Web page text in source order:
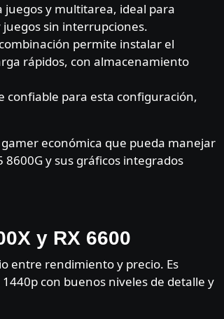
juegos y multitarea, ideal para
sin interrupciones.
permite instalar el
rápidos, con almacenamiento
confiable para esta configuración,
económica que pueda manejar
y sus gráficos integrados
y RX 6600
entre rendimiento y precio. Es
con buenos niveles de detalle y